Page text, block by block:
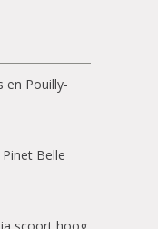
en Pouilly-
Belle